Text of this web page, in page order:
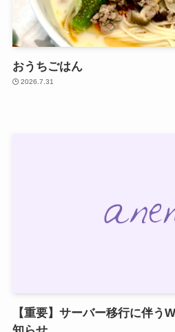
おうちごはん
2026.7.31
【重要】サーバー移行に伴う